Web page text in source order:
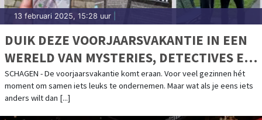
13 februari 2025, 15:28 uur
DUIK DEZE VOORJAARSVAKANTIE IN EEN
WERELD VAN MYSTERIES, DETECTIVES EN
HUNTERS!
SCHAGEN - De voorjaarsvakantie komt eraan. Voor veel gezinnen hét
moment om samen iets leuks te ondernemen. Maar wat als je eens iets
anders wilt dan [...]